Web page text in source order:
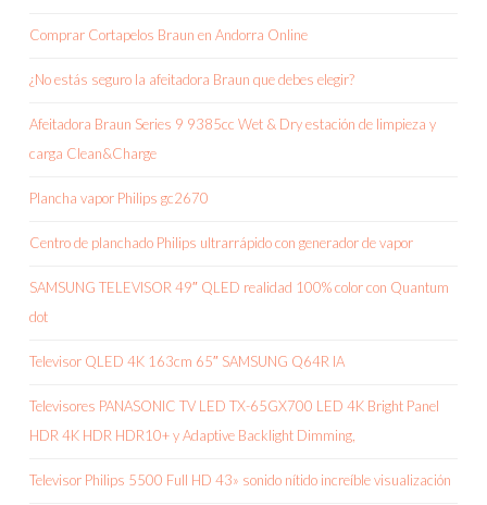
Comprar Cortapelos Braun en Andorra Online
¿No estás seguro la afeitadora Braun que debes elegir?
Afeitadora Braun Series 9 9385cc Wet & Dry estación de limpieza y
carga Clean&Charge
Plancha vapor Philips gc2670
Centro de planchado Philips ultrarrápido con generador de vapor
SAMSUNG TELEVISOR 49″ QLED realidad 100% color con Quantum
dot
Televisor QLED 4K 163cm 65″ SAMSUNG Q64R IA
Televisores PANASONIC TV LED TX-65GX700 LED 4K Bright Panel
HDR 4K HDR HDR10+ y Adaptive Backlight Dimming,
Televisor Philips 5500 Full HD 43» sonido nítido increíble visualización